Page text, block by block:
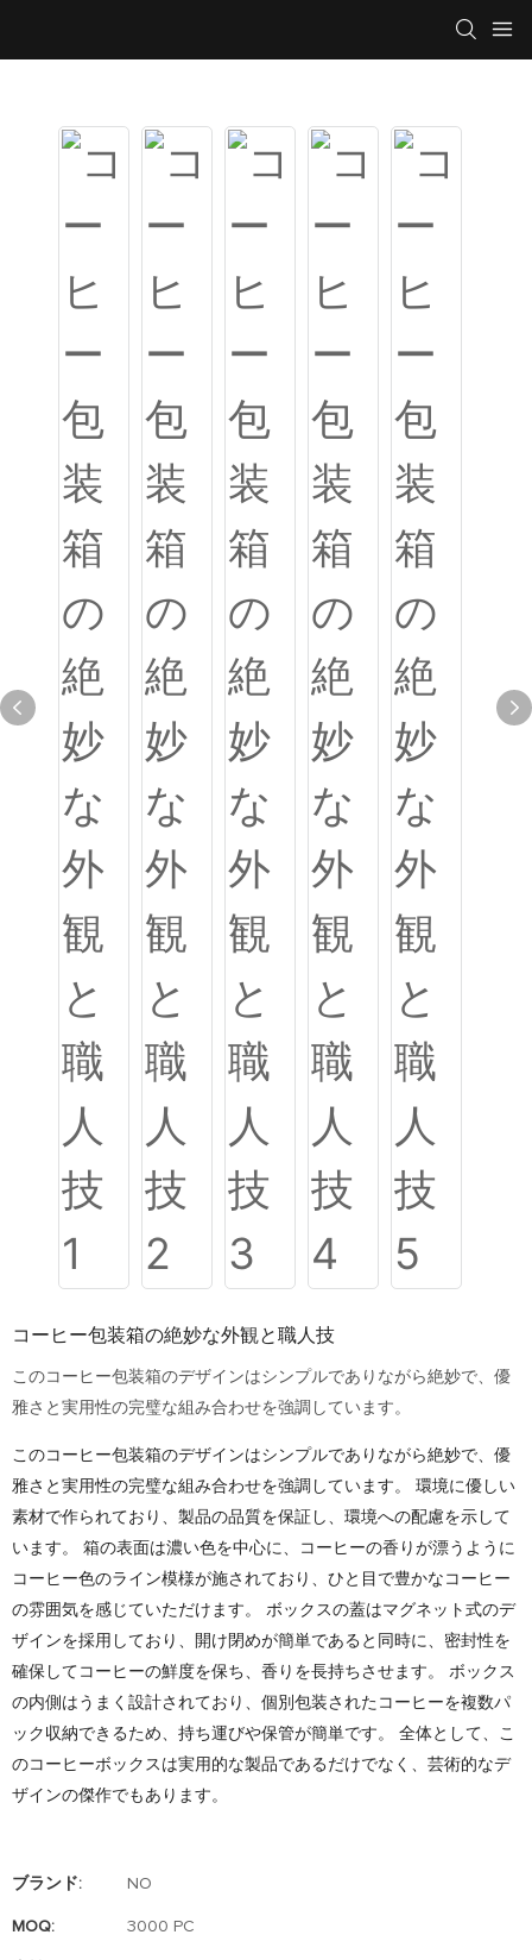
コーヒー包装箱の絶妙な外観と職人技
このコーヒー包装箱のデザインはシンプルでありながら絶妙で、優
雅さと実用性の完璧な組み合わせを強調しています。
このコーヒー包装箱のデザインはシンプルでありながら絶妙で、優
雅さと実用性の完璧な組み合わせを強調しています。 環境に優しい
素材で作られており、製品の品質を保証し、環境への配慮を示して
います。 箱の表面は濃い色を中心に、コーヒーの香りが漂うように
コーヒー色のライン模様が施されており、ひと目で豊かなコーヒー
の雰囲気を感じていただけます。 ボックスの蓋はマグネット式のデ
ザインを採用しており、開け閉めが簡単であると同時に、密封性を
確保してコーヒーの鮮度を保ち、香りを長持ちさせます。 ボックス
の内側はうまく設計されており、個別包装されたコーヒーを複数パ
ック収納できるため、持ち運びや保管が簡単です。 全体として、こ
のコーヒーボックスは実用的な製品であるだけでなく、芸術的なデ
ザインの傑作でもあります。
ブランド: NO
MOQ: 3000 PC